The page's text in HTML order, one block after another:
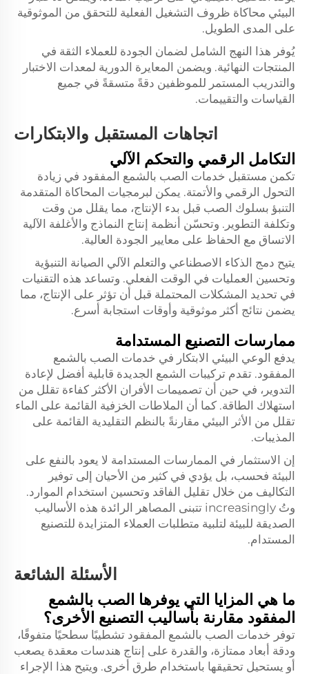
البيئي محاكاة ظروف التشغيل الفعلية للتحقق من الموثوقية
على المدى الطويل.
يُوفر هذا النهج الشامل لضمان الجودة للعملاء الثقة في
المنتجات النهائية. ويضمن المعايرة الدورية لمعدات الاختبار
والتدريب المستمر للموظفين دقةً متسقةً في جميع
القياسات والتقييمات.
اتجاهات المستقبل والابتكارات
التكامل الرقمي والتحكم الآلي
تكمن مستقبل خدمات الصب بالشمع المفقود في زيادة
التحول الرقمي والأتمتة. يمكن لبرمجيات المحاكاة المتقدمة
التنبؤ بسلوك الصب قبل بدء الإنتاج، مما يقلل من وقت
وتكلفة التطوير. وتحسّن أنظمة إنتاج النماذج والأغلفة الآلية
الاتساق مع الحفاظ على معايير الجودة العالية.
يتيح دمج الذكاء الاصطناعي والتعلم الآلي الصيانة التنبؤية
وتحسين العمليات في الوقت الفعلي. وتساعد هذه التقنيات
في تحديد المشكلات المحتملة قبل أن تؤثر على الإنتاج، مما
يضمن نتائج أكثر موثوقية وأوقات استجابة أسرع.
ممارسات التصنيع المستدامة
يدفع الوعي البيئي الابتكار في خدمات الصب بالشمع
المفقود. تقدم تركيبات الشمع الجديدة قابلية أفضل لإعادة
التدوير، في حين أن تصميمات الأفران الأكثر كفاءة تقلل من
استهلاك الطاقة. كما أن الملاطات الخزفية القائمة على الماء
تقلل من الأثر البيئي مقارنةً بالنظم التقليدية القائمة على
المذيبات.
إن الاستثمار في الممارسات المستدامة لا يعود بالنفع على
البيئة فحسب، بل يؤدي في كثير من الأحيان إلى توفير
التكاليف من خلال تقليل الفاقد وتحسين استخدام الموارد.
وتُ increasingly تتبنى المصاهر الرائدة هذه الأساليب
الصديقة للبيئة لتلبية متطلبات العملاء المتزايدة للتصنيع
المستدام.
الأسئلة الشائعة
ما هي المزايا التي يوفرها الصب بالشمع
المفقود مقارنة بأساليب التصنيع الأخرى؟
توفر خدمات الصب بالشمع المفقود تشطيبًا سطحيًا متفوقًا،
ودقة أبعاد ممتازة، والقدرة على إنتاج هندسات معقدة يصعب
أو يستحيل تحقيقها باستخدام طرق أخرى. ويتيح هذا الإجراء